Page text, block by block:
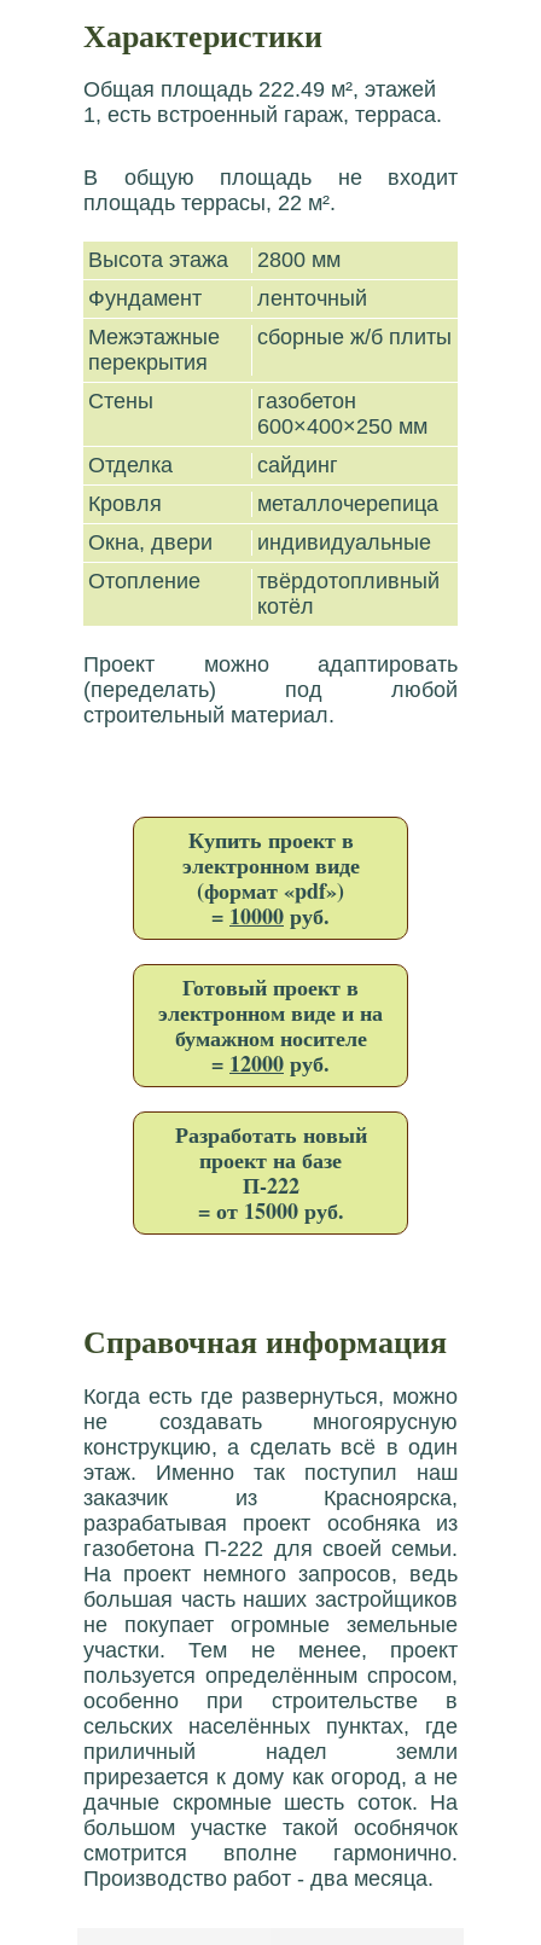
Характеристики
Общая площадь 222.49 м², этажей
1, есть встроенный гараж, терраса.
В общую площадь не входит
площадь террасы, 22 м².
Высота этажа
2800 мм
Фундамент
ленточный
Межэтажные
перекрытия
сборные ж/б плиты
Стены
газобетон
600×400×250 мм
Отделка
сайдинг
Кровля
металлочерепица
Окна, двери
индивидуальные
Отопление
твёрдотопливный
котёл
Проект можно адаптировать
(переделать) под любой
строительный материал.
Купить проект в
электронном виде
(формат «pdf»)
= 10000руб.
Готовый проект в
электронном виде и на
бумажном носителе
= 12000руб.
Разработать новый
проект на базе
П-222
= от 15000 руб.
Справочная информация
Когда есть где развернуться, можно
не создавать многоярусную
конструкцию, а сделать всё в один
этаж. Именно так поступил наш
заказчик из Красноярска,
разрабатывая проект особняка из
газобетона П-222 для своей семьи.
На проект немного запросов, ведь
большая часть наших застройщиков
не покупает огромные земельные
участки. Тем не менее, проект
пользуется определённым спросом,
особенно при строительстве в
сельских населённых пунктах, где
приличный надел земли
прирезается к дому как огород, а не
дачные скромные шесть соток. На
большом участке такой особнячок
смотрится вполне гармонично.
Производство работ - два месяца.